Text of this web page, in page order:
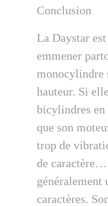
Conclusion
La Daystar
emmener
monocylindre
hauteur. Si
bicylindres en
que son
trop de
de caractère…
généralement
caractères.